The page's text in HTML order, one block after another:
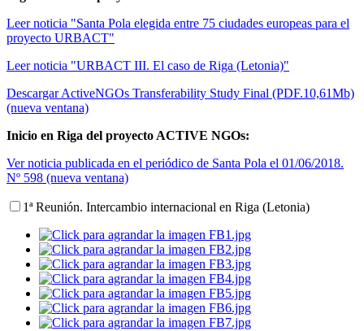
Leer noticia "Santa Pola elegida entre 75 ciudades europeas para el
proyecto URBACT"
Leer noticia "URBACT III. El caso de Riga (Letonia)"
Descargar ActiveNGOs Transferability Study Final (PDF.10,61Mb)
(nueva ventana)
Inicio en Riga del proyecto ACTIVE NGOs:
Ver noticia publicada en el periódico de Santa Pola el 01/06/2018.
Nº 598 (nueva ventana)
1ª Reunión. Intercambio internacional en Riga (Letonia)